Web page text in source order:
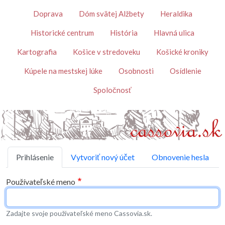
TémyDoprava Dóm svätej Alžbety Heraldika
Historické centrum História Hlavná ulica
Kartografia Košice v stredoveku Košické kroniky
Kúpele na mestskej lúke Osobnosti Osídlenie
Spoločnosť
Primárne karty
Prihlásenie Vytvoriť nový účet Obnovenie hesla
Používateľské meno
Zadajte svoje používateľské meno Cassovia.sk.